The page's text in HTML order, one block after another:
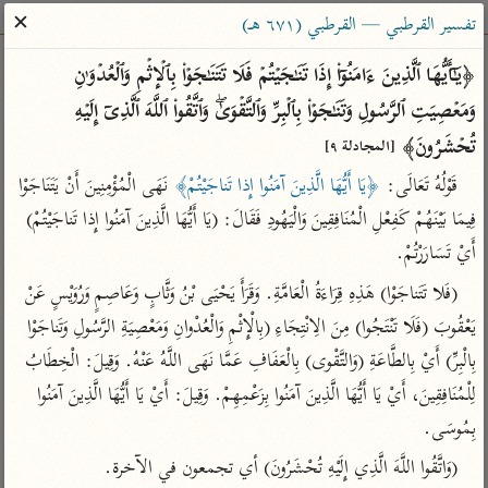
ساهم معنا في نشر القرآن والعلم الشرعي
الباحث القرآني
بحث تفسير علوم مصاحف معاجم
Type 2 or more characters for results.
Type 1 or more
characters for results.
أمّهات
تفسير الطبري
تفسير ابن كثير
تفسير القرطبي
تفسير البغوي
عامّة
فتح البيان للقنوجي
فتح القدير للشوكاني
تفسير ابن جزي
موسوعات
معاصرة
الميسر
المختصر في
التفسير
تفسير السعدي
تفسير القرطبي — القرطبي (٦٧١ هـ)
✕
تُحۡشَرُونَ﴾ [المجادلة ٩]
قَوْلُهُ تَعَالَى: ﴿يَا أَيُّهَا الَّذِينَ آمَنُوا إِذا تَناجَيْتُمْ﴾
أَيْ تَسَارَرْتُمْ.
بِمُوسَى.
(وَاتَّقُوا اللَّهَ الَّذِي إِلَيْهِ تُحْشَرُونَ) أي تجمعون في الآخرة.